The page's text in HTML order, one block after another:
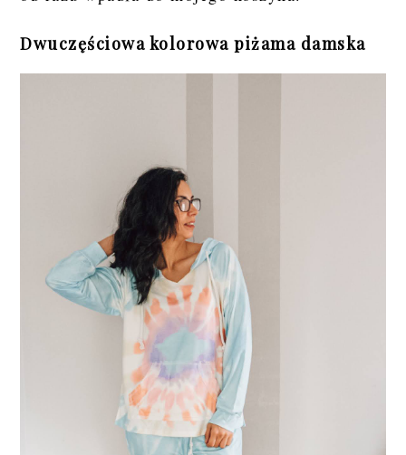
Dwuczęściowa kolorowa piżama damska